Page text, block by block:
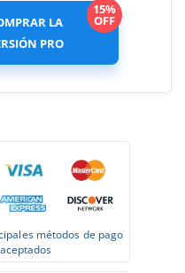
LA
PRO
15%
OFF
métodos de pago
aceptados